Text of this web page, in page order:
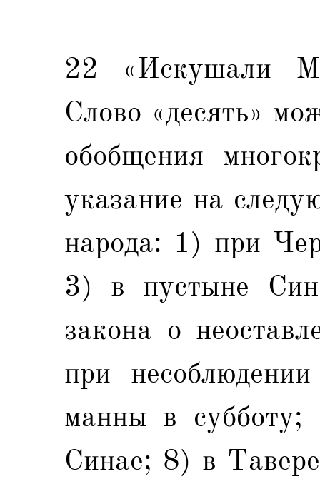
22 «Искушали
Слово «десять»
обобщения
указание на
народа: 1) при
3) в пустыне
закона о
при
манны в
Синае; 8) в